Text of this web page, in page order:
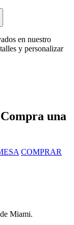
en nuestro
y personalizar
una
COMPRAR
Miami.